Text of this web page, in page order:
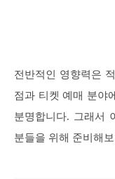
전반적인 영향력은
점과 티켓 예매 분야
분명합니다. 그래서
분들을 위해 준비해